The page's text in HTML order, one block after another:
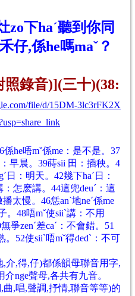
zo下haˊ聽到你同
仔,係he嗎maˇ？
錄音)](三十)(38:
file/d/15DM-3lc3rFK2X
he唔mˇ係me：是不是。37
早晨。39蒔sii 田：插秧。4
日：明天。42幾下haˊ日：
：怎麽講。44這兜deuˊ：這
太慢。46恁anˋ地neˊ係me
。48唔mˇ使siiˋ講：不用
爭zenˊ差caˊ：不會錯。51
。52使siiˋ唔mˇ得dedˋ：不可
,得,仔)都係韻母聯音用字,
介nge聲母,各共有九音。
,唱,聲調,抒情,聯音等等)的